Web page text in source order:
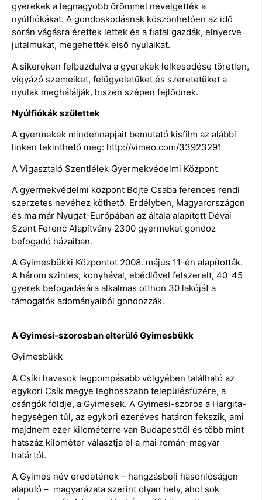
gyerekek a legnagyobb örömmel nevelgették a
nyúlfiókákat. A gondoskodásnak köszönhetően az idő
során vágásra érettek lettek és a fiatal gazdák, elnyerve
jutalmukat, megehették első nyulaikat.
A sikereken felbuzdulva a gyerekek lelkesedése töretlen,
vigyázó szemeiket, felügyeletüket és szeretetüket a
nyulak meghálálják, hiszen szépen fejlődnek.
Nyúlfiókák születtek
A gyermekek mindennapjait bemutató kisfilm az alábbi
linken tekinthető meg: http://vimeo.com/33923291
A Vigasztaló Szentlélek Gyermekvédelmi Központ
A gyermekvédelmi központ Böjte Csaba ferences rendi
szerzetes nevéhez köthető. Erdélyben, Magyarországon
és ma már Nyugat-Európában az általa alapított Dévai
Szent Ferenc Alapítvány 2300 gyermeket gondoz
befogadó házaiban.
A Gyimesbükki Központot 2008. május 11-én alapították.
A három szintes, konyhával, ebédlővel felszerelt, 40-45
gyerek befogadására alkalmas otthon 30 lakóját a
támogatók adományaiból gondozzák.
A Gyimesi-szorosban elterülő Gyimesbükk
Gyimesbükk
A Csíki havasok legpompásabb völgyében található az
egykori Csík megye leghosszabb településfüzére, a
csángók földje, a Gyimesek. A Gyimesi-szoros a Hargita-
hegységen túl, az egykori ezeréves határon fekszik, ami
majdnem ezer kilométerre van Budapesttől és több mint
hatszáz kilométer választja el a mai román-magyar
határtól.
A Gyimes név eredetének – hangzásbeli hasonlóságon
alapuló – magyarázata szerint olyan hely, ahol sok